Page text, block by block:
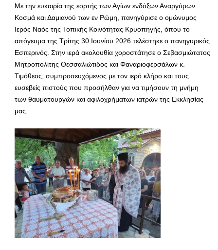
Με την ευκαιρία της εορτής των Αγίων ενδόξων Αναργύρων
Κοσμά και Δαμιανού των εν Ρώμη, πανηγύρισε ο ομώνυμος
Ιερός Ναός της Τοπικής Κοινότητας Κρυοπηγής, όπου το
απόγευμα της Τρίτης 30 Ιουνίου 2026 τελέστηκε ο πανηγυρικός
Εσπερινός. Στην ιερά ακολουθία χοροστάτησε ο Σεβασμιώτατος
Μητροπολίτης Θεσσαλιώτιδος και Φαναριοφερσάλων κ.
Τιμόθεος, συμπροσευχόμενος με τον ιερό κλήρο και τους
ευσεβείς πιστούς που προσήλθαν για να τιμήσουν τη μνήμη
των θαυματουργών και αφιλοχρήματων ιατρών της Εκκλησίας
μας.